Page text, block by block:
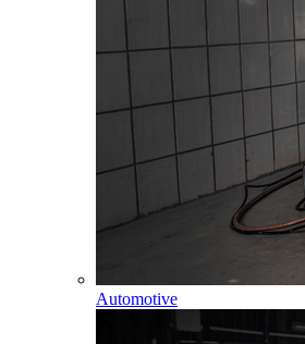
Automotive